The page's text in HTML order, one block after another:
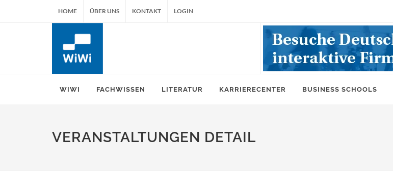
HOME ÜBER UNS KONTAKT LOGIN
WIWI FACHWISSEN LITERATUR KARRIERECENTER BUSINESS SCHOOLS
VERANSTALTUNGEN DETAIL